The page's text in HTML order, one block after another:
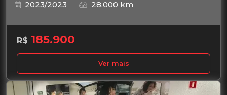
2023/2023
28.000 km
R$ 185.900
Ver mais